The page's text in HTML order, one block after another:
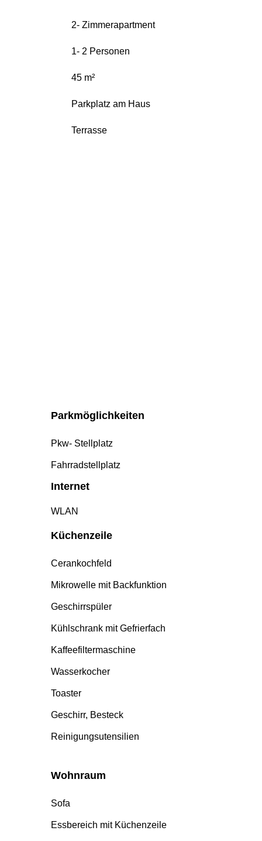
2- Zimmerapartment
1- 2 Personen
45 m²
Parkplatz am Haus
Terrasse
Parkmöglichkeiten
Pkw- Stellplatz
Fahrradstellplatz
Internet
WLAN
Küchenzeile
Cerankochfeld
Mikrowelle mit Backfunktion
Geschirrspüler
Kühlschrank mit Gefrierfach
Kaffeefiltermaschine
Wasserkocher
Toaster
Geschirr, Besteck
Reinigungsutensilien
Wohnraum
Sofa
Essbereich mit Küchenzeile